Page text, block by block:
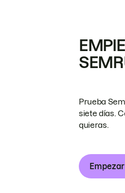
Prueba
siete días.
quieras.